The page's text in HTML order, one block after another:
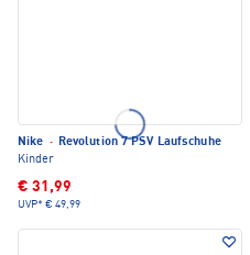
Nike · Revolution 7 PSV Laufschuhe
Kinder
€ 31,99
UVP* € 49,99